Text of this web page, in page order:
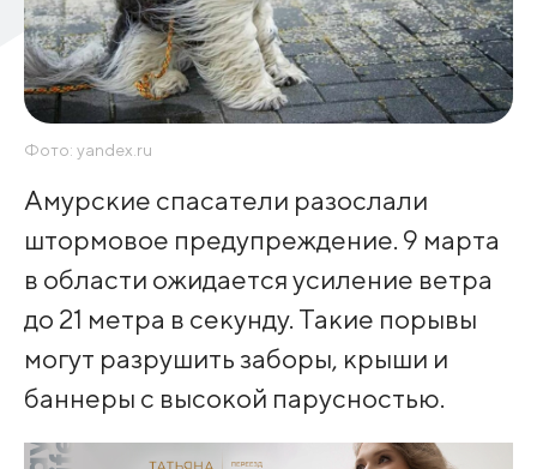
Фото: yandex.ru
Амурские спасатели разослали
штормовое предупреждение. 9 марта
в области ожидается усиление ветра
до 21 метра в секунду. Такие порывы
могут разрушить заборы, крыши и
баннеры с высокой парусностью.